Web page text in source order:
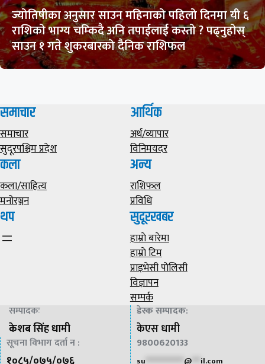
ज्योतिषीका अनुसार साउन महिनाको पहिलो दिनमा यी ६
राशिको भाग्य चम्किदै अनि तपाईलाई कस्तो ? पढ्नुहोस्
साउन १ गते शुकरबारको दैनिक राशिफल
समाचार
समाचार
सुदूरपश्चिम प्रदेश
आर्थिक
अर्थ/व्यापार
विनिमयदर
कला
कला/साहित्य
मनोरञ्जन
अन्य
राशिफल
प्रविधि
थप सुदूरखबर
हाम्राे बारेमा
हाम्राे टिम
प्राइभेसी पाेलिसी
विज्ञापन
सम्पर्क
सम्पादकः
केशब सिंह धामी
डेस्क सम्पादक:
केएस धामी
सूचना विभाग दर्ता न : 9800620133
su @*** il.com